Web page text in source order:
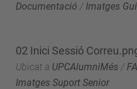
Documentació / Imatges
02 Inici Sessió
Ubicat a UPCAlumniMés /
Imatges Suport Senior